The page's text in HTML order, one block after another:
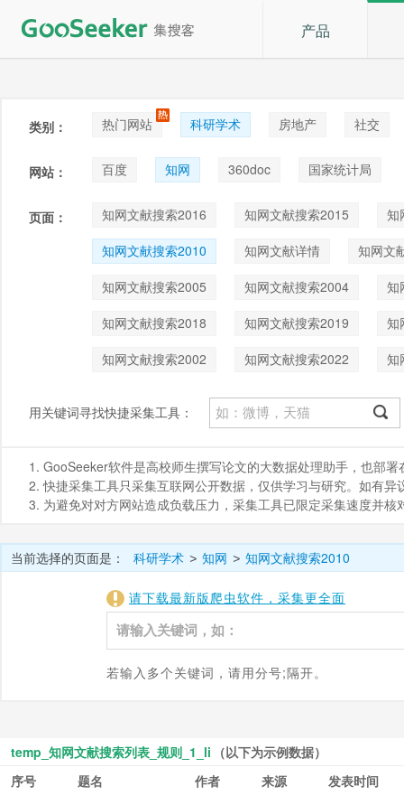
产品
类别： 热门网站 科研学术 房地产
社交
论坛贴吧
招聘 拍卖 音乐
网站： 百度 知网 360doc 国家统计局
页面： 知网文献搜索2016 知网文献搜索2015
知
知网文献搜索2010
知网文献详情
知网文
知网文献搜索2005
知网文献搜索2004
知
知网文献搜索2018
知网文献搜索2019
知
知网文献搜索2002
知网文献搜索2022 知
用关键词寻找快捷采集工具：
1. GooSeeker软件是高校师生撰写论文的大数据处理助手，也部
2. 快捷采集工具只采集互联网公开数据，仅供学习与研究。如有
3. 为避免对对方网站造成负载压力，采集工具已限定采集速度并
当前选择的页面是： 科研学术 > 知网 > 知网文献搜索2010
请下载最新版爬虫软件，采集更全面
若输入多个关键词，请用分号;隔开。
temp_知网文献搜索列表_规则_1_li （以下为示例数据）
序号
题名 作者 来源
发表时间